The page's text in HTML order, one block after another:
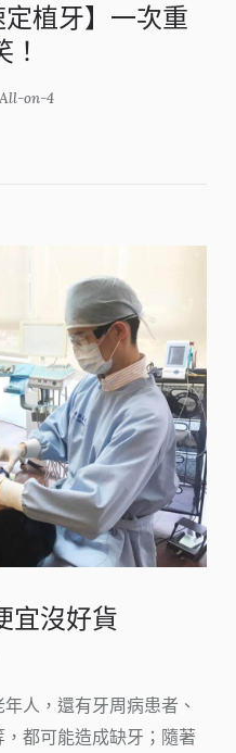
植牙】一次重
All-on-4
宜沒好貨
人，還有牙周病患者、
都可能造成缺牙；隨著